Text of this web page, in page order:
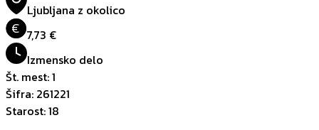
Ljubljana z okolico
€ 7,73 €
Izmensko delo
Št. mest:1
Šifra: 261221
Starost:18